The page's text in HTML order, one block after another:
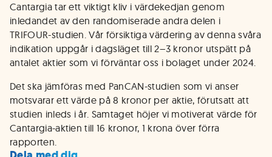
Cantargia tar ett viktigt kliv i värdekedjan genom
inledandet av den randomiserade andra delen i
TRIFOUR-studien. Vår försiktiga värdering av denna svåra
indikation uppgår i dagsläget till 2–3 kronor utspätt på
antalet aktier som vi förväntar oss i bolaget under 2024.
Det ska jämföras med PanCAN-studien som vi anser
motsvarar ett värde på 8 kronor per aktie, förutsatt att
studien inleds i år. Samtaget höjer vi motiverat värde för
Cantargia-aktien till 16 kronor, 1 krona över förra
rapporten.